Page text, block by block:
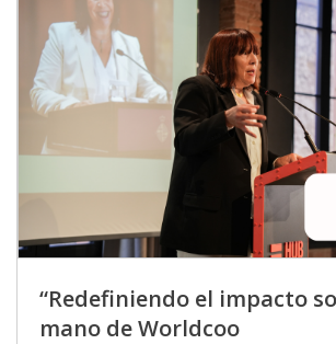
“Redefiniendo el impacto
mano de Worldcoo